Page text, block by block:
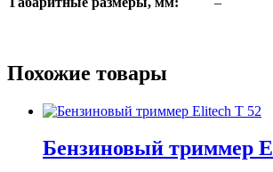
Похожие товары
Бензиновый триммер